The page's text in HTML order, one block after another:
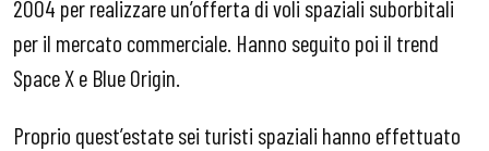
2004 per realizzare un’offerta di voli spaziali suborbitali
per il mercato commerciale. Hanno seguito poi il trend
Space X e Blue Origin.
Proprio quest’estate sei turisti spaziali hanno effettuato